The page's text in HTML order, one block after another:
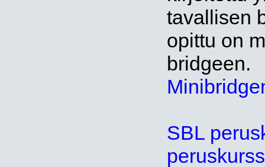
tavallisen
opittu on
bridgeen.
SBL